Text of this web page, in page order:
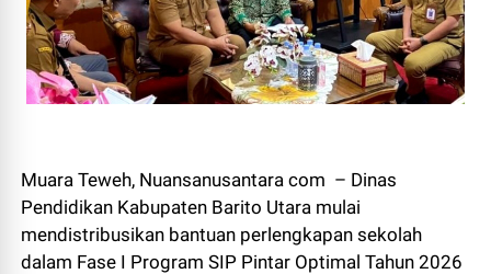
Muara Teweh, Nuansanusantara com – Dinas
Pendidikan Kabupaten Barito Utara mulai
mendistribusikan bantuan perlengkapan sekolah
dalam Fase I Program SIP Pintar Optimal Tahun 2026